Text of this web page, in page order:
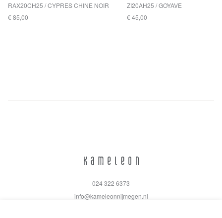
RAX20CH25 / CYPRES CHINE NOIR
€ 85,00
ZI20AH25 / GOYAVE
€ 45,00
024 322 6373
info@kameleonnijmegen.nl